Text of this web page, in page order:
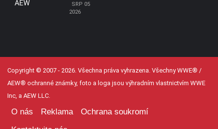
SRP 05
2026
Copyright © 2007 - 2026. Všechna práva vyhrazena. Všechny WWE® /
AEW® ochranné známky, foto a loga jsou výhradním vlastnictvím WWE
Inc, a AEW LLC.
O nás Reklama
Ochrana soukromí